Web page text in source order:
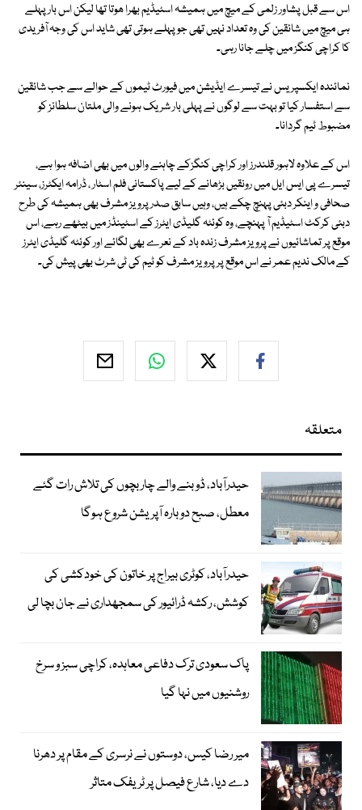
اس سے قبل پشاور زلمی کے میچ میں ہمیشہ اسٹیڈیم بھرا ھوتا تھا لیکن اس بار پہلے
ہی میچ میں شائقین کی وہ تعداد نہیں تھی جو پہلے ہوتی تھی شاید اس کی وجہ آفریدی
کا کراچی کنگز میں چلے جانا رہی۔
نمائندہ ایکسپریس نے تیسرے ایڈیشن میں فیورٹ ٹیموں کے حوالے سے جب شائقین
سے استفسار کیا تو بہت سے لوگوں نے پہلی بار شریک ہونے والی ملتان سلطانز کو
مضبوط ٹیم گردانا۔
اس کے علاوہ لاہور قلندرز اور کراچی کنگزکے چاہنے والوں میں بھی اضافہ ہوا ہے،
تیسرے پی ایس ایل میں رونقیں بڑھانے کے لیے پاکستانی فلم اسٹار ، ڈرامہ ایکٹرز، سینئر
صحافی و اینکر دبئی پہنچ چکے ہیں، وہیں سابق صدر پرویز مشرف بھی ہمیشہ کی طرح
دبئی کرکٹ اسٹیڈیم آ پہنچے، وہ کوئٹہ گلیڈی ایٹرز کے اسٹینڈز میں بیٹھے رہے، اس
موقع پر تماشائیوں نے پرویز مشرف زندہ باد کے نعرے بھی لگائے اور کوئٹہ گلیڈی ایٹرز
کے مالک ندیم عمر نے اس موقع پر پرویز مشرف کو ٹیم کی ٹی شرٹ بھی پیش کی۔
متعلقہ
حیدرآباد، ڈوبنے والے چار بچوں کی تلاش رات گئے
معطل، صبح دوبارہ آپریشن شروع ہوگا
حیدرآباد، کوٹری بیراج پر خاتون کی خودکشی کی
کوشش، رکشہ ڈرائیور کی سمجھداری نے جان بچا لی
پاک سعودی ترک دفاعی معاہدہ، کراچی سبز و سرخ
روشنیوں میں نہا گیا
میر رضا کیس، دوستوں نے نرسری کے مقام پر دھرنا
دے دیا، شارع فیصل پر ٹریفک متاثر